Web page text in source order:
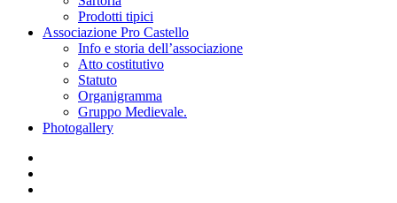
Prodotti tipici
Associazione Pro Castello
Info e storia dell’associazione
Atto costitutivo
Statuto
Organigramma
Gruppo Medievale.
Photogallery